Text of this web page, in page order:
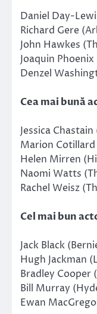
Daniel Day-
Richard Gere
John Hawkes
Joaquin
Denzel
Cea mai bună
Jessica
Marion Cotillard
Helen Mirren
Naomi Watts
Rachel Weisz
Cel mai bun
Jack Black
Hugh Jackman
Bradley Cooper
Bill Murray
Ewan